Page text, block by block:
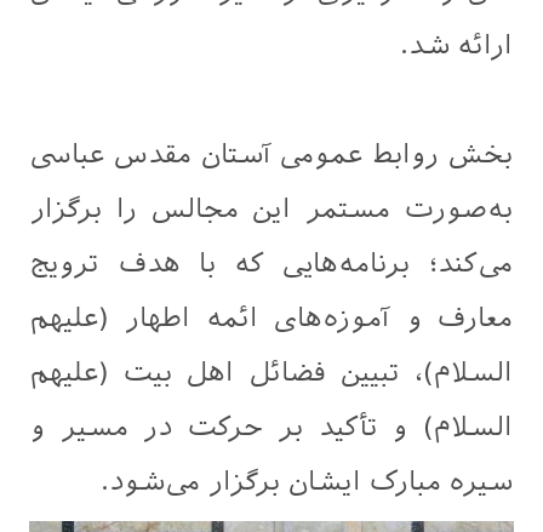
ارائه شد.
بخش روابط عمومی آستان مقدس عباسی
به‌صورت مستمر این مجالس را برگزار
می‌کند؛ برنامه‌هایی که با هدف ترویج
معارف و آموزه‌های ائمه اطهار (علیهم
السلام)، تبیین فضائل اهل‌ بیت (علیهم
السلام) و تأکید بر حرکت در مسیر و
سیره مبارک ایشان برگزار می‌شود.